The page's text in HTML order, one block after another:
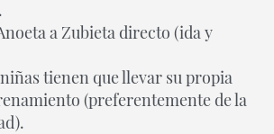
a Zubieta directo (ida y
tienen que llevar su propia
(preferentemente de la